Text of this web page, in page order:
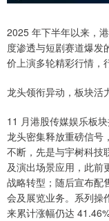
2025 年下半年以来，
度渗透与短剧赛道爆发
价上演多轮精彩行情，
龙头领衔异动，板块活
11 月港股传媒娱乐板
龙头密集释放重磅信号
不断，先是与宇树科技
及演出场景应用，此前
战略转型；随后宣布配
会及展览业务。系列操
来累计涨幅仍达 41.46%